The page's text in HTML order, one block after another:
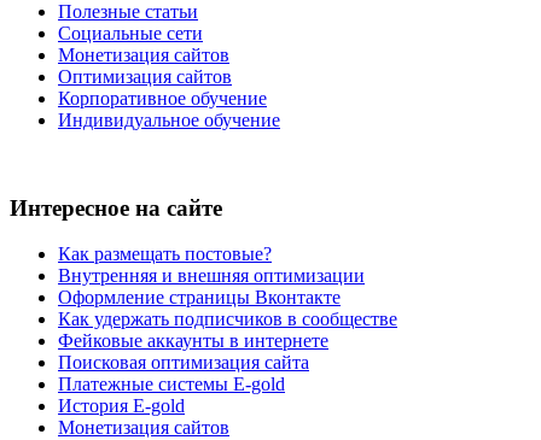
Полезные статьи
Социальные сети
Монетизация сайтов
Оптимизация сайтов
Корпоративное обучение
Индивидуальное обучение
Интересное на сайте
Как размещать постовые?
Внутренняя и внешняя оптимизации
Оформление страницы Вконтакте
Как удержать подписчиков в сообществе
Фейковые аккаунты в интернете
Поисковая оптимизация сайта
Платежные системы E-gold
История E-gold
Монетизация сайтов